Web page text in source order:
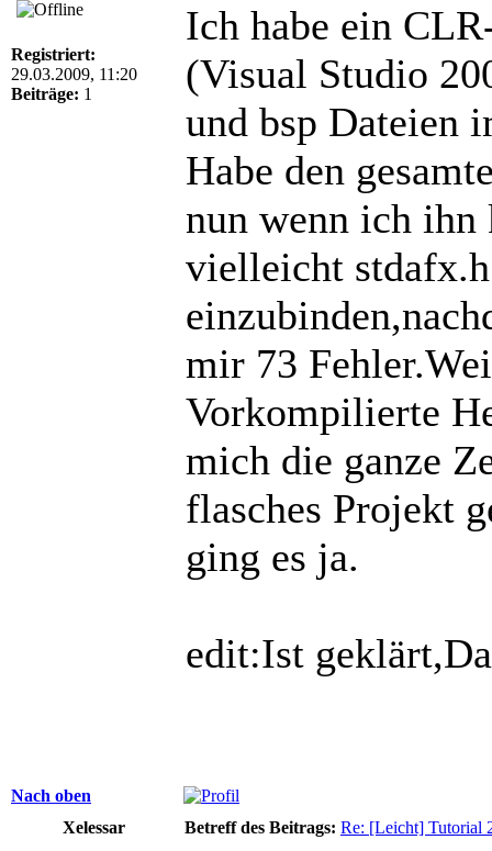
Registriert:
29.03.2009, 11:20
Beiträge: 1
Ich habe ein
(Visual Studio
und bsp Dateien
Habe den
nun wenn ich ihn
vielleicht stdafx.h
mir 73
Vorkompilierte
mich die ganze
flasches Projekt
ging es ja.
edit:Ist
Nach oben
Xelessar
Betreff des Beitrags: Re: [Leicht] Tutorial